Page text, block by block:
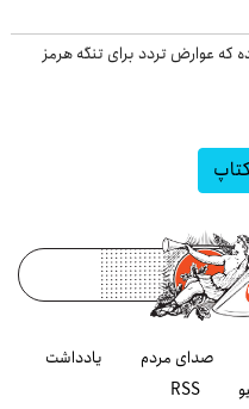
که عوارض تردد برای تنگه هرمز
صدای مردم
یادداشت
RSS